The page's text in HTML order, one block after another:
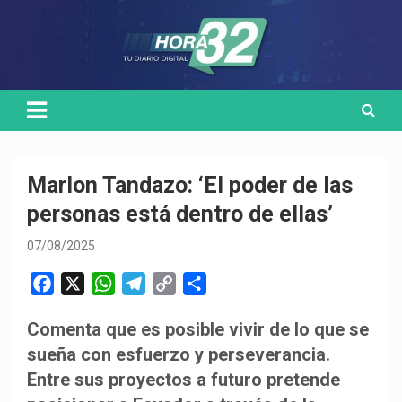
Marlon Tandazo: ‘El poder de las
personas está dentro de ellas’
07/08/2025
c
e
b
W
a
t
s
l
e
g
p
y
L
m
p
a
Comenta que es posible vivir de lo que se
sueña con esfuerzo y perseverancia.
Entre sus proyectos a futuro pretende